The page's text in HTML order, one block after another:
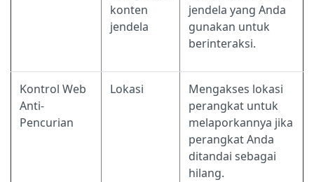
konten
jendela
jendela yang Anda
gunakan untuk
berinteraksi.
Kontrol Web
Anti-
Pencurian
Lokasi
Mengakses lokasi
perangkat untuk
melaporkannya jika
perangkat Anda
ditandai sebagai
hilang.